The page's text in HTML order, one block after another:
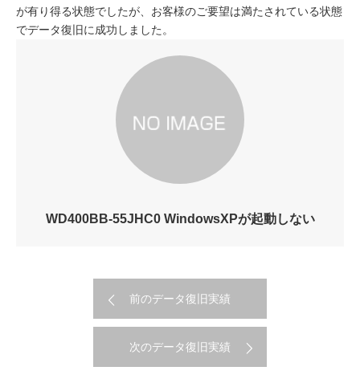
が有り得る状態でしたが、お客様のご要望は満たされている状態
でデータ復旧に成功しました。
WD400BB-55JHC0 WindowsXPが起動しない
前のデータ復旧実績
次のデータ復旧実績